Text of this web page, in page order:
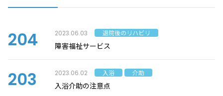
204 2023.06.03 退院後のリハビリ
障害福祉サービス
203 2023.06.02 入浴 介助
入浴介助の注意点